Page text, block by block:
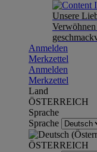
Unsere
Anmelden
Merkzettel
Anmelden
Merkzettel
Land
ÖSTERREICH
Sprache
Sprache
ÖSTERREICH